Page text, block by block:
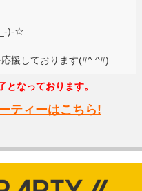
)-☆
援しております(#^.^#)
となっております。
ティーはこちら!